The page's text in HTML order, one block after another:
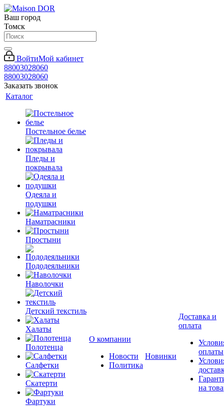
Ваш город
Томск
ВойтиМой кабинет
88003028060
88003028060
Заказать звонок
Каталог
Постельное белье
Пледы и
покрывала
Одеяла и
подушки
Наматрасники
Простыни
Пододеяльники
Наволочки
Детский текстиль
Халаты
Полотенца
Салфетки
Скатерти
Фартуки
О компании
Новости
Политика
Новинки
Доставка и
оплата
оплаты
на